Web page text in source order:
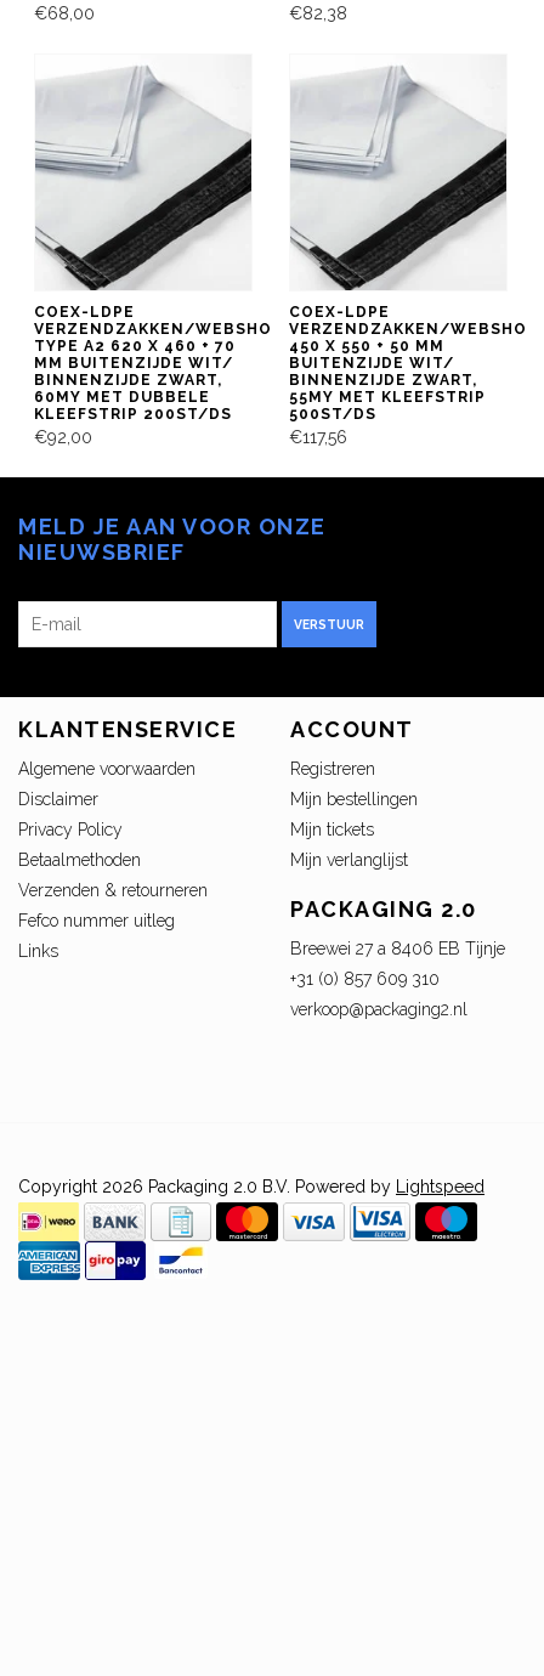
€68,00 €82,38
COEX-LDPE
VERZENDZAKKEN/WEBSHOPBAG
TYPE A2 620 X 460 + 70
MM BUITENZIJDE WIT/
BINNENZIJDE ZWART,
60MY MET DUBBELE
KLEEFSTRIP 200ST/DS
€92,00
COEX-LDPE
VERZENDZAKKEN/
450 X 550 + 50 MM
BUITENZIJDE WIT/
BINNENZIJDE ZWART,
55MY MET KLEEFSTRIP
500ST/DS
€117,56
MELD JE AAN VOOR ONZE
NIEUWSBRIEF
VERSTUUR
KLANTENSERVICE
Algemene voorwaarden
Disclaimer
Privacy Policy
Betaalmethoden
Verzenden & retourneren
Fefco nummer uitleg
Links
ACCOUNT
Registreren
Mijn bestellingen
Mijn tickets
Mijn verlanglijst
PACKAGING 2.0
Breewei 27 a 8406 EB Tijnje
+31 (0) 857 609 310
verkoop@packaging2.nl
Copyright 2026 Packaging 2.0 B.V. Powered by Lightspeed